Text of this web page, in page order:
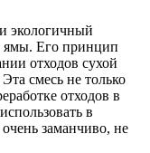
экологичный
ямы. Его принцип
отходов сухой
смесь не только
отходов в
в
очень заманчиво, не